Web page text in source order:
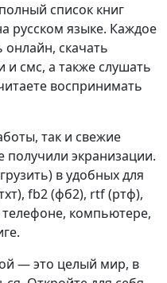
список книг
русском языке. Каждое
скачать
и смс, а также слушать
воспринимать
так и свежие
получили экранизации.
в удобных для
fb2 (фб2), rtf (ртф),
компьютере,
— это целый мир, в